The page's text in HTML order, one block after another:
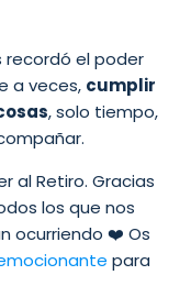
recordó el poder
a veces, cumplir
, solo tiempo,
al Retiro. Gracias
los que nos
ocurriendo ❤️ Os
para